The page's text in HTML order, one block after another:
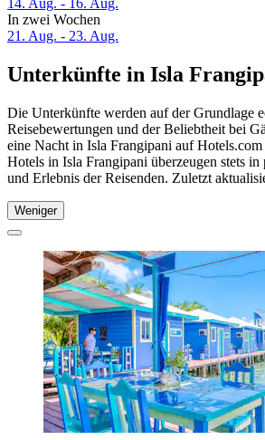
14. Aug. - 16. Aug.
In zwei Wochen
21. Aug. - 23. Aug.
Unterkünfte in Isla
Die Unterkünfte werden auf der Grundlage
Reisebewertungen und der Beliebtheit bei
eine Nacht in Isla Frangipani auf
Hotels in Isla Frangipani überzeugen stets
und Erlebnis der Reisenden. Zuletzt
Weniger